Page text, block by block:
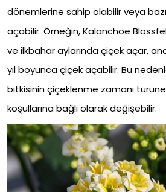
dönemlerine sahip olabilir veya
açabilir. Örneğin, Kalanchoe
ve ilkbahar aylarında çiçek açar,
yıl boyunca çiçek açabilir. Bu
bitkisinin çiçeklenme zamanı
koşullarına bağlı olarak değişebilir.